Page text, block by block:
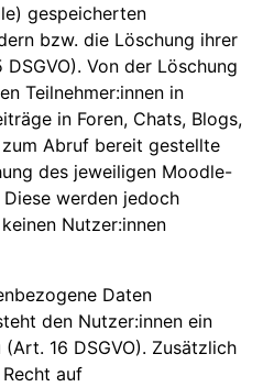
gespeicherten
bzw. die Löschung ihrer
Von der Löschung
Teilnehmer:innen in
in Foren, Chats, Blogs,
Abruf bereit gestellte
des jeweiligen Moodle-
werden jedoch
Nutzer:innen
Daten
den Nutzer:innen ein
16 DSGVO). Zusätzlich
auf